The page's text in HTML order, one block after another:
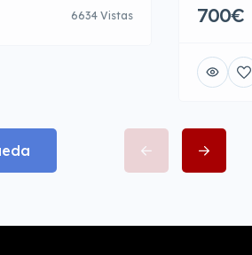
6634 Vistas 700€